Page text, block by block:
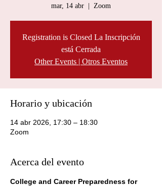
mar, 14 abr Zoom
Registration is Closed La Inscripción
está Cerrada
Other Events | Otros Eventos
Horario y ubicación
14 abr 2026, 17:30 – 18:30
Zoom
Acerca del evento
College and Career Preparedness for